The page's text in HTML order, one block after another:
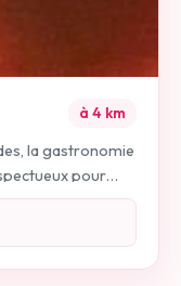
à 4 km